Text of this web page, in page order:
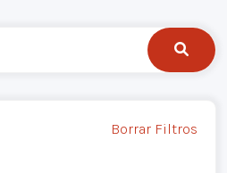
Borrar Filtros